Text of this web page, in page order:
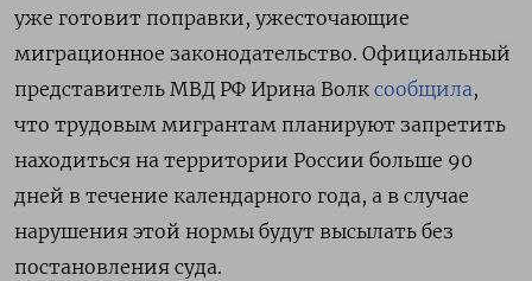
уже готовит поправки, ужесточающие
миграционное законодательство. Официальный
представитель МВД РФ Ирина Волк сообщила,
что трудовым мигрантам планируют запретить
находиться на территории России больше 90
дней в течение календарного года, а в случае
нарушения этой нормы будут высылать без
постановления суда.